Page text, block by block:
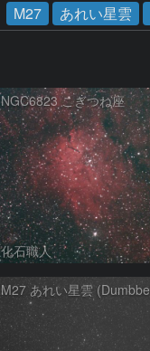
M27 あれい星雲
NGC6823 こぎつね座
化石職人